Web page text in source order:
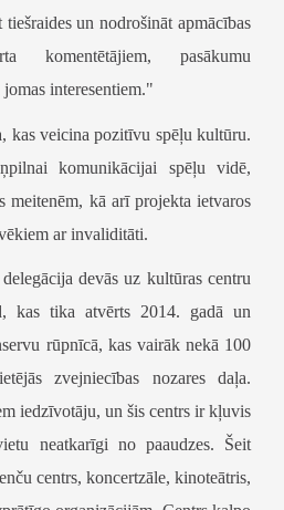
tiešraides un nodrošināt apmācības
komentētājiem, pasākumu
interesentiem."
kas veicina pozitīvu spēļu kultūru.
komunikācijai spēļu vidē,
meitenēm, kā arī projekta ietvaros
ar invaliditāti.
devās uz kultūras centru
, kas tika atvērts 2014. gadā un
rūpnīcā, kas vairāk nekā 100
zvejniecības nozares daļa.
iedzīvotāju, un šis centrs ir kļuvis
neatkarīgi no paaudzes. Šeit
centrs, koncertzāle, kinoteātris,